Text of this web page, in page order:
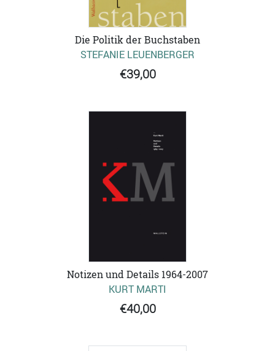
Die Politik der Buchstaben
STEFANIE LEUENBERGER
€39,00
Notizen und Details 1964-2007
KURT MARTI
€40,00